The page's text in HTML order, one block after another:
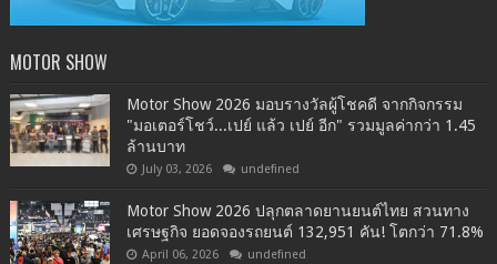
MOTOR SHOW
Motor Show 2026 มอบรางวัลผู้โชคดี จากกิจกรรม
"มอเตอร์โชว์...เปย์ แล้ว เปย์ อีก" รวมมูลค่ากว่า 1.45
ล้านบาท
July 03, 2026 undefined
Motor Show 2026 ปลุกตลาดยานยนต์ไทย สวนทาง
เศรษฐกิจ ยอดจองรถยนต์ 132,951 คัน! โตกว่า 71.8%
April 06, 2026 undefined